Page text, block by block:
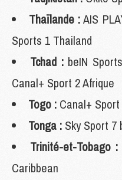
Thaïlande :AIS
Sports 1 Thailand
Tchad :beIN
Canal+ Sport 2 Afrique
Togo : Canal+
Tonga : Sky Sport 7
Trinité-et-Tobago :
Caribbean